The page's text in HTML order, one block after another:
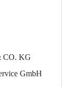
CO. KG
GmbH